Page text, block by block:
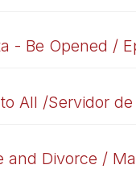
- Be Opened /
All /Servidor de
and Divorce /